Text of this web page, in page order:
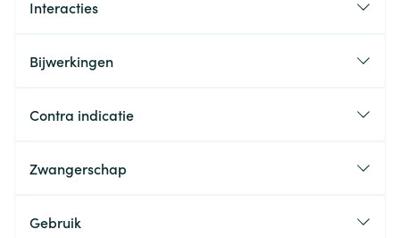
Interacties
Bijwerkingen
Contra indicatie
Zwangerschap
Gebruik